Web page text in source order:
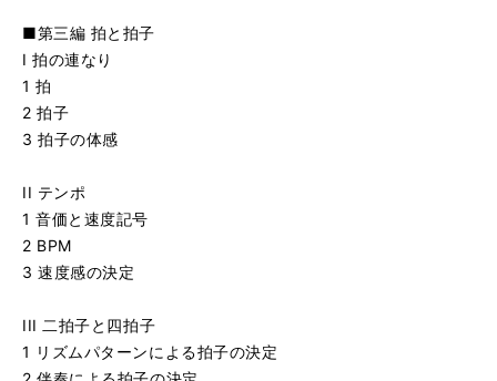
■第三編 拍と拍子
I 拍の連なり
1 拍
2 拍子
3 拍子の体感
II テンポ
1 音価と速度記号
2 BPM
3 速度感の決定
III 二拍子と四拍子
1 リズムパターンによる拍子の決定